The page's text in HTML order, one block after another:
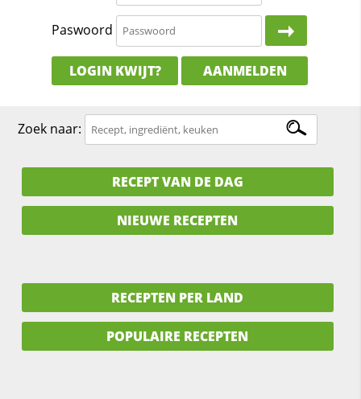
Paswoord
LOGIN KWIJT? AANMELDEN
Zoek naar:
RECEPT VAN DE DAG
NIEUWE RECEPTEN
RECEPTEN PER LAND
POPULAIRE RECEPTEN